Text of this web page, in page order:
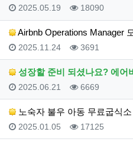
등록일
2025.05.19 조회
18090
Airbnb Operations Manager
등록일
2025.11.24 조회
3691
성장할 준비 되셨나요? 에어비
등록일
2025.06.21 조회
6669
노숙자 불우 아동 무료굽식
등록일
2025.01.05 조회
17125